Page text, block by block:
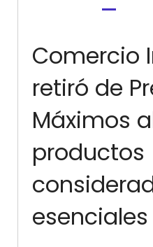
Comercio
retiró de
Máximos
productos
esenciales